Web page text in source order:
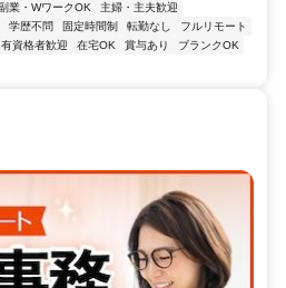
業・WワークOK
主婦・主夫歓迎
学歴不問 固定時間制 転勤なし
フルリモート
有資格者歓迎 在宅OK 賞与あり
ブランクOK